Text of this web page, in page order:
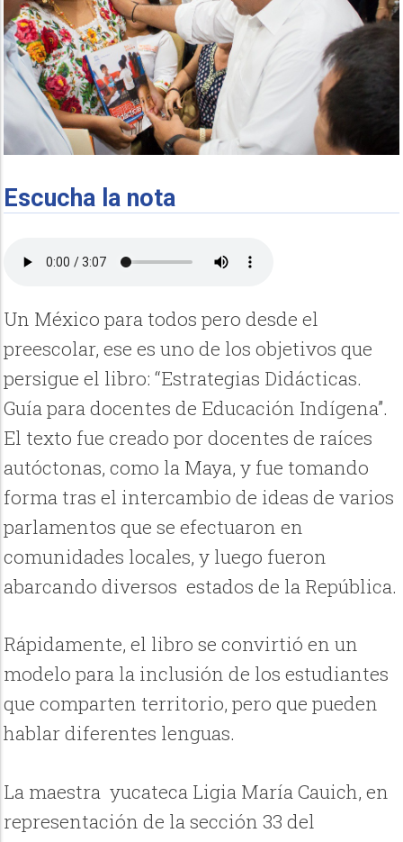
Escucha la nota
Un México para todos pero desde el
preescolar, ese es uno de los objetivos que
persigue el libro: “Estrategias Didácticas.
Guía para docentes de Educación Indígena”.
El texto fue creado por docentes de raíces
autóctonas, como la Maya, y fue tomando
forma tras el intercambio de ideas de varios
parlamentos que se efectuaron en
comunidades locales, y luego fueron
abarcando diversos estados de la República.
Rápidamente, el libro se convirtió en un
modelo para la inclusión de los estudiantes
que comparten territorio, pero que pueden
hablar diferentes lenguas.
La maestra yucateca Ligia María Cauich, en
representación de la sección 33 del